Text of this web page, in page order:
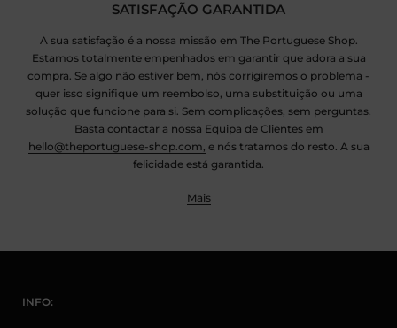
SATISFAÇÃO GARANTIDA
A sua satisfação é a nossa missão em The Portuguese Shop.
Estamos totalmente empenhados em garantir que adora a sua
compra. Se algo não estiver bem, nós corrigiremos o problema -
quer isso signifique um reembolso, uma substituição ou uma
solução que funcione para si. Sem complicações, sem perguntas.
Basta contactar a nossa Equipa de Clientes em
hello@theportuguese-shop.com, e nós tratamos do resto. A sua
felicidade está garantida.
Mais
INFO: